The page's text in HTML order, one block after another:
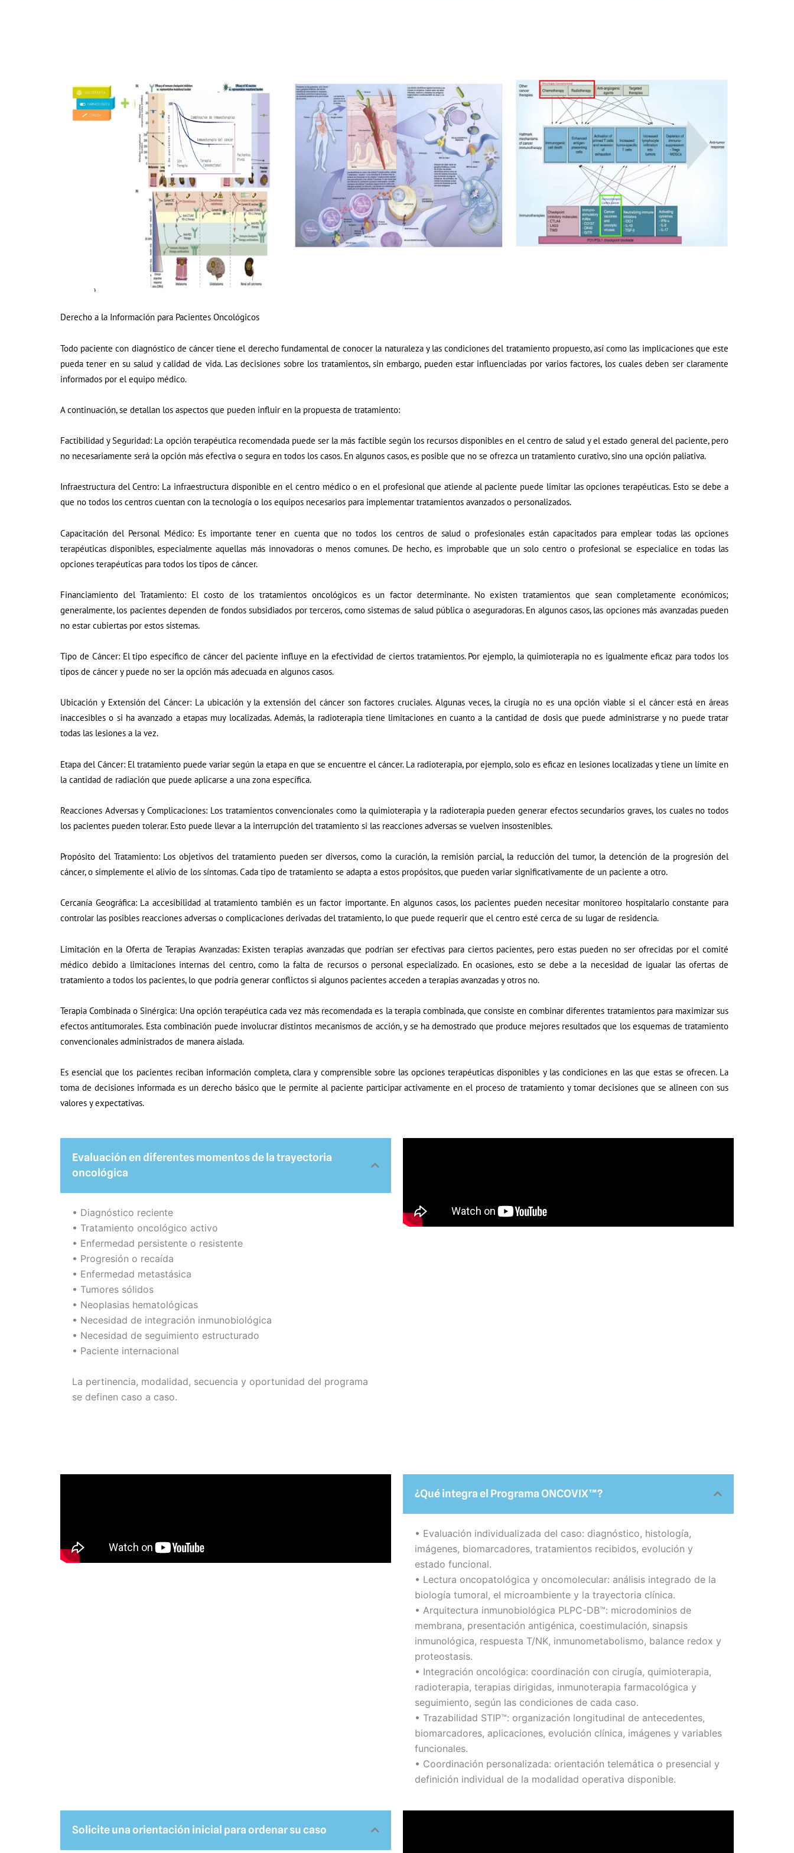
Derecho a la Información para Pacientes Oncológicos
Todo paciente con diagnóstico de cáncer tiene el derecho fundamental de conocer la naturaleza y las condiciones del tratamiento propuesto, así como las implicaciones que este
pueda tener en su salud y calidad de vida. Las decisiones sobre los tratamientos, sin embargo, pueden estar influenciadas por varios factores, los cuales deben ser claramente
informados por el equipo médico.
A continuación, se detallan los aspectos que pueden influir en la propuesta de tratamiento:
Factibilidad y Seguridad: La opción terapéutica recomendada puede ser la más factible según los recursos disponibles en el centro de salud y el estado general del paciente, pero
no necesariamente será la opción más efectiva o segura en todos los casos. En algunos casos, es posible que no se ofrezca un tratamiento curativo, sino una opción paliativa.
Infraestructura del Centro: La infraestructura disponible en el centro médico o en el profesional que atiende al paciente puede limitar las opciones terapéuticas. Esto se debe a
que no todos los centros cuentan con la tecnología o los equipos necesarios para implementar tratamientos avanzados o personalizados.
Capacitación del Personal Médico: Es importante tener en cuenta que no todos los centros de salud o profesionales están capacitados para emplear todas las opciones
terapéuticas disponibles, especialmente aquellas más innovadoras o menos comunes. De hecho, es improbable que un solo centro o profesional se especialice en todas las
opciones terapéuticas para todos los tipos de cáncer.
Financiamiento del Tratamiento: El costo de los tratamientos oncológicos es un factor determinante. No existen tratamientos que sean completamente económicos;
generalmente, los pacientes dependen de fondos subsidiados por terceros, como sistemas de salud pública o aseguradoras. En algunos casos, las opciones más avanzadas pueden
no estar cubiertas por estos sistemas.
Tipo de Cáncer: El tipo específico de cáncer del paciente influye en la efectividad de ciertos tratamientos. Por ejemplo, la quimioterapia no es igualmente eficaz para todos los
tipos de cáncer y puede no ser la opción más adecuada en algunos casos.
Ubicación y Extensión del Cáncer: La ubicación y la extensión del cáncer son factores cruciales. Algunas veces, la cirugía no es una opción viable si el cáncer está en áreas
inaccesibles o si ha avanzado a etapas muy localizadas. Además, la radioterapia tiene limitaciones en cuanto a la cantidad de dosis que puede administrarse y no puede tratar
todas las lesiones a la vez.
Etapa del Cáncer: El tratamiento puede variar según la etapa en que se encuentre el cáncer. La radioterapia, por ejemplo, solo es eficaz en lesiones localizadas y tiene un límite en
la cantidad de radiación que puede aplicarse a una zona específica.
Reacciones Adversas y Complicaciones: Los tratamientos convencionales como la quimioterapia y la radioterapia pueden generar efectos secundarios graves, los cuales no todos
los pacientes pueden tolerar. Esto puede llevar a la interrupción del tratamiento si las reacciones adversas se vuelven insostenibles.
Propósito del Tratamiento: Los objetivos del tratamiento pueden ser diversos, como la curación, la remisión parcial, la reducción del tumor, la detención de la progresión del
cáncer, o simplemente el alivio de los síntomas. Cada tipo de tratamiento se adapta a estos propósitos, que pueden variar significativamente de un paciente a otro.
Cercanía Geográfica: La accesibilidad al tratamiento también es un factor importante. En algunos casos, los pacientes pueden necesitar monitoreo hospitalario constante para
controlar las posibles reacciones adversas o complicaciones derivadas del tratamiento, lo que puede requerir que el centro esté cerca de su lugar de residencia.
Limitación en la Oferta de Terapias Avanzadas: Existen terapias avanzadas que podrían ser efectivas para ciertos pacientes, pero estas pueden no ser ofrecidas por el comité
médico debido a limitaciones internas del centro, como la falta de recursos o personal especializado. En ocasiones, esto se debe a la necesidad de igualar las ofertas de
tratamiento a todos los pacientes, lo que podría generar conflictos si algunos pacientes acceden a terapias avanzadas y otros no.
Terapia Combinada o Sinérgica: Una opción terapéutica cada vez más recomendada es la terapia combinada, que consiste en combinar diferentes tratamientos para maximizar sus
efectos antitumorales. Esta combinación puede involucrar distintos mecanismos de acción, y se ha demostrado que produce mejores resultados que los esquemas de tratamiento
convencionales administrados de manera aislada.
Es esencial que los pacientes reciban información completa, clara y comprensible sobre las opciones terapéuticas disponibles y las condiciones en las que estas se ofrecen. La
toma de decisiones informada es un derecho básico que le permite al paciente participar activamente en el proceso de tratamiento y tomar decisiones que se alineen con sus
valores y expectativas.
Evaluación en diferentes momentos de la trayectoria
oncológica
•⁠ ⁠Diagnóstico reciente
•⁠ ⁠Tratamiento oncológico activo
•⁠ ⁠Enfermedad persistente o resistente
•⁠ ⁠Progresión o recaída
•⁠ ⁠Enfermedad metastásica
•⁠ ⁠Tumores sólidos
•⁠ ⁠Neoplasias hematológicas
•⁠ ⁠Necesidad de integración inmunobiológica
•⁠ ⁠Necesidad de seguimiento estructurado
•⁠ ⁠Paciente internacional
La pertinencia, modalidad, secuencia y oportunidad del programa
se definen caso a caso.
¿Qué integra el Programa ONCOVIX™?
• Evaluación individualizada del caso: diagnóstico, histología,
imágenes, biomarcadores, tratamientos recibidos, evolución y
estado funcional.
• Lectura oncopatológica y oncomolecular: análisis integrado de la
biología tumoral, el microambiente y la trayectoria clínica.
• Arquitectura inmunobiológica PLPC-DB™: microdominios de
membrana, presentación antigénica, coestimulación, sinapsis
inmunológica, respuesta T/NK, inmunometabolismo, balance redox y
proteostasis.
• Integración oncológica: coordinación con cirugía, quimioterapia,
radioterapia, terapias dirigidas, inmunoterapia farmacológica y
seguimiento, según las condiciones de cada caso.
• Trazabilidad STIP™: organización longitudinal de antecedentes,
biomarcadores, aplicaciones, evolución clínica, imágenes y variables
funcionales.
• Coordinación personalizada: orientación telemática o presencial y
definición individual de la modalidad operativa disponible.
Solicite una orientación inicial para ordenar su caso